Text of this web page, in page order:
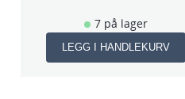
7 på lager
LEGG I HANDLEKURV